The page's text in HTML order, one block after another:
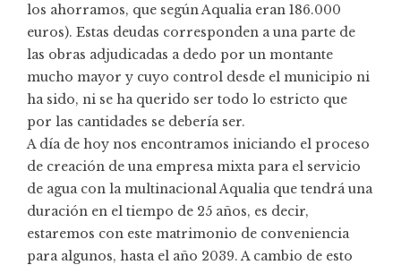
los ahorramos, que según Aqualia eran 186.000
euros). Estas deudas corresponden a una parte de
las obras adjudicadas a dedo por un montante
mucho mayor y cuyo control desde el municipio ni
ha sido, ni se ha querido ser todo lo estricto que
por las cantidades se debería ser.
A día de hoy nos encontramos iniciando el proceso
de creación de una empresa mixta para el servicio
de agua con la multinacional Aqualia que tendrá una
duración en el tiempo de 25 años, es decir,
estaremos con este matrimonio de conveniencia
para algunos, hasta el año 2039. A cambio de esto